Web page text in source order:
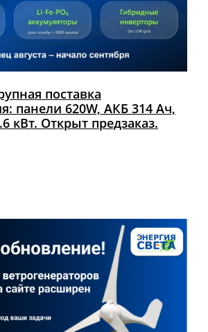
поставка
панели 620W, АКБ 314 Ач,
кВт. Открыт предзаказ.